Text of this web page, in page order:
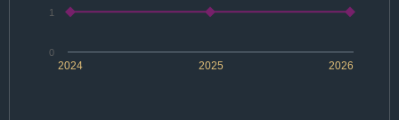
2024 2025 2026
0
1